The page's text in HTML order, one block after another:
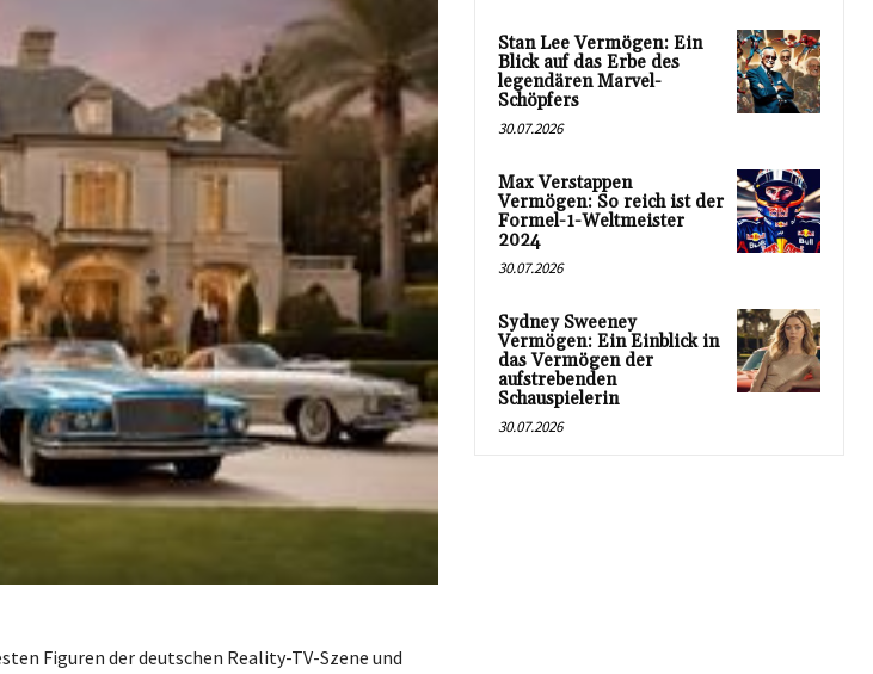
Figuren der deutschen Reality-TV-Szene und
Stan Lee Vermögen: Ein
Blick auf das Erbe des
legendären Marvel-
Schöpfers
30.07.2026
Max Verstappen
Vermögen: So reich ist der
Formel-1-Weltmeister
2024
30.07.2026
Sydney Sweeney
Vermögen: Ein Einblick in
das Vermögen der
aufstrebenden
Schauspielerin
30.07.2026